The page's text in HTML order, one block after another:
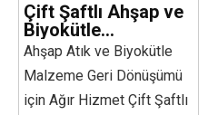
Çift Şaftlı Ahşap ve
Biyokütle
Parçalayıcı
Ahşap Atık ve Biyokütle
Malzeme Geri Dönüşümü
için Ağır Hizmet Çift Şaftlı